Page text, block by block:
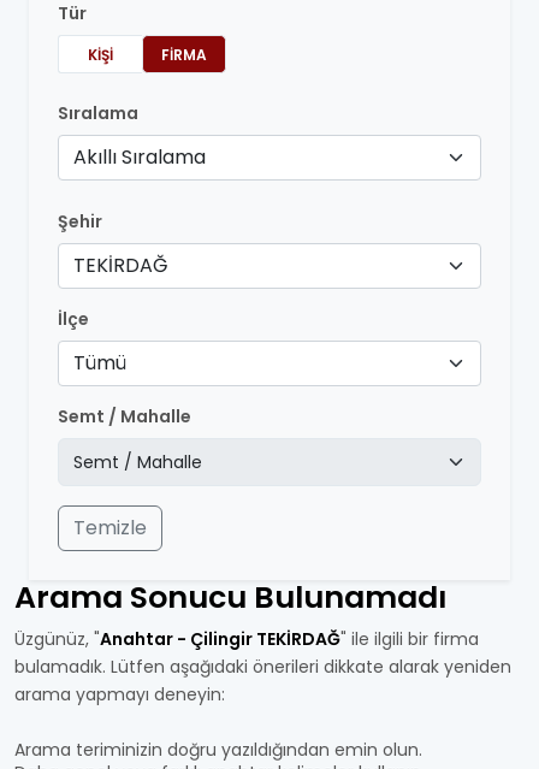
Tür
KIŞI FIRMA
Sıralama
Akıllı Sıralama
Şehir
TEKİRDAĞ
İlçe
Tümü
Semt / Mahalle
Temizle
Arama Sonucu Bulunamadı
Üzgünüz, "Anahtar - Çilingir TEKİRDAĞ" ile ilgili bir firma
bulamadık. Lütfen aşağıdaki önerileri dikkate alarak yeniden
arama yapmayı deneyin:
Arama teriminizin doğru yazıldığından emin olun.